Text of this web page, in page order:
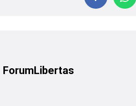
ForumLibertas